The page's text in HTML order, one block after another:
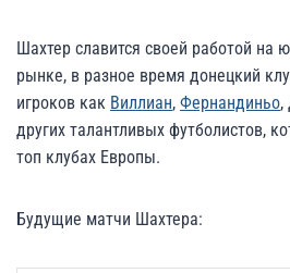
Шахтер славится своей работой на
рынке, в разное время донецкий
игроков как Виллиан, Фернандиньо,
других талантливых футболистов,
топ клубах Европы.
Будущие матчи Шахтера: